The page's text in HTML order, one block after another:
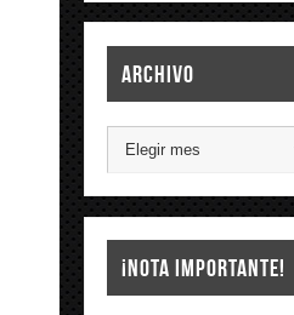
ARCHIVO
¡NOTA IMPORTANTE!